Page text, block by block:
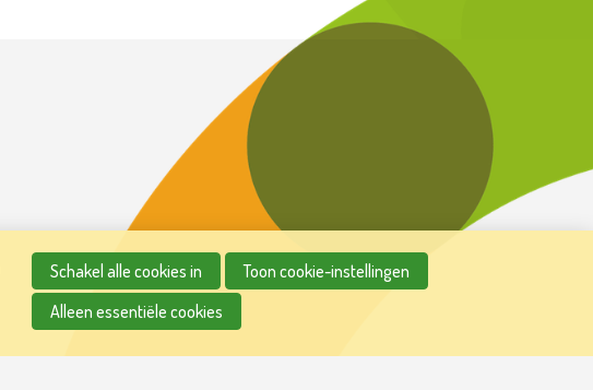
Schakel alle cookies in
Toon cookie-instellingen
Alleen essentiële cookies